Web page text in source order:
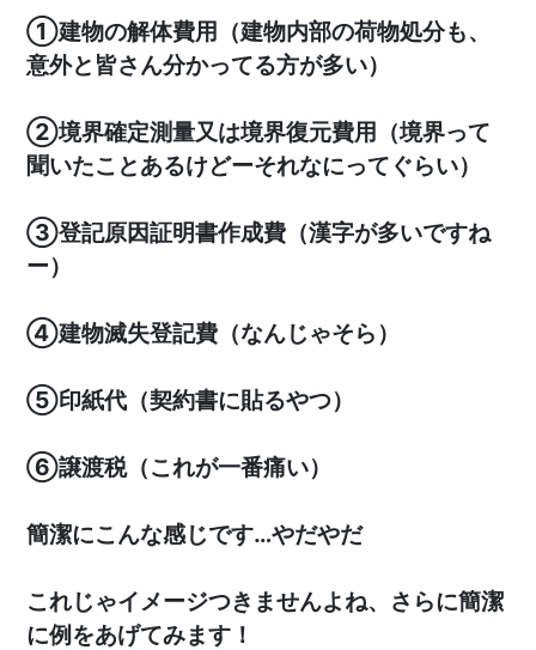
①建物の解体費用（建物内部の荷物処分も、
意外と皆さん分かってる方が多い）
②境界確定測量又は境界復元費用（境界って
聞いたことあるけどーそれなにってぐらい）
③登記原因証明書作成費（漢字が多いですね
ー）
④建物滅失登記費（なんじゃそら）
⑤印紙代（契約書に貼るやつ）
⑥譲渡税（これが一番痛い）
簡潔にこんな感じです…やだやだ
これじゃイメージつきませんよね、さらに簡潔
に例をあげてみます！